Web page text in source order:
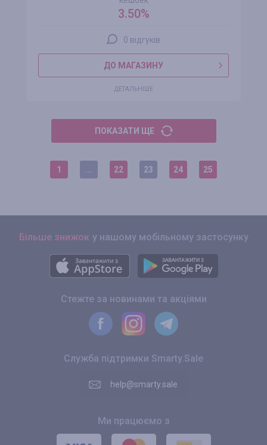
3.50%
0 відгуків
ДО МАГАЗИНУ
ДЕТАЛЬНІШЕ
ПОКАЗАТИ ЩЕ
1 22 23 24 25
Більше знижок у нашому мобільному застосунку
Стежте за новинами та акціями
Служба підтримки Smarty.Sale
help@smarty.sale
Ми працюємо з